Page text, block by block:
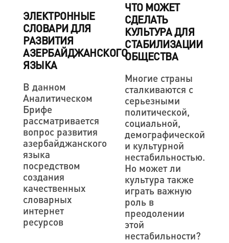
ЭЛЕКТРОННЫЕ
СЛОВАРИ ДЛЯ
РАЗВИТИЯ
АЗЕРБАЙДЖАНСКОГО
ЯЗЫКА
В данном
Аналитическом
Брифе
рассматривается
вопрос развития
азербайджанского
языка
посредством
создания
качественных
словарных
интернет
ресурсов
ЧТО МОЖЕТ
СДЕЛАТЬ
КУЛЬТУРА ДЛЯ
СТАБИЛИЗАЦИИ
ОБЩЕСТВА
Многие страны
сталкиваются с
серьезными
политической,
социальной,
демографической
и культурной
нестабильностью.
Но может ли
культура также
играть важную
роль в
преодолении
этой
нестабильности?